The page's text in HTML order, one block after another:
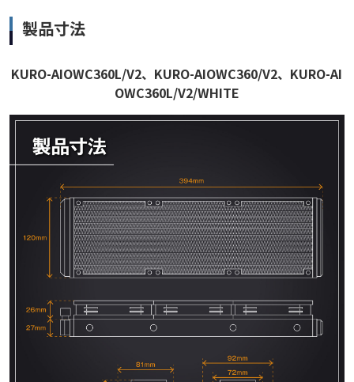
製品寸法
KURO-AIOWC360L/V2、KURO-AIOWC360/V2、KURO-AI
OWC360L/V2/WHITE